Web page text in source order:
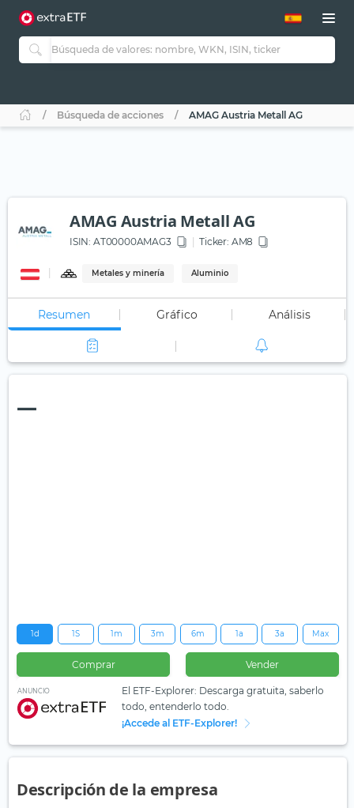
Búsqueda de acciones AMAG Austria Metall AG
AMAG Austria Metall AG
ISIN: AT00000AMAG3 Ticker: AM8
Metales y minería Aluminio
Resumen Gráfico Análisis
—
1d 1S 1m 3m 6m 1a 3a Max
Comprar Vender
ANUNCIO
El ETF-Explorer: Descarga gratuita, saberlo
todo, entenderlo todo.
¡Accede al ETF-Explorer!
Descripción de la empresa